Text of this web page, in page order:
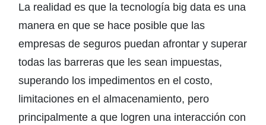
La realidad es que la tecnología big data es una
manera en que se hace posible que las
empresas de seguros puedan afrontar y superar
todas las barreras que les sean impuestas,
superando los impedimentos en el costo,
limitaciones en el almacenamiento, pero
principalmente a que logren una interacción con